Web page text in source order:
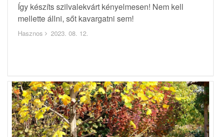
Így készíts szilvalekvárt kényelmesen! Nem kell
mellette állni, sőt kavargatni sem!
Hasznos 2023. 08. 12.